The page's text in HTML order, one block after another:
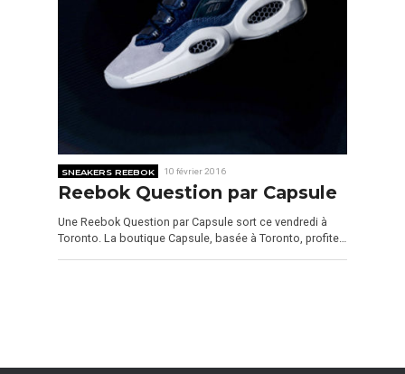
SNEAKERS REEBOK 10 février 2016
Reebok Question par Capsule
Une Reebok Question par Capsule sort ce vendredi à
Toronto. La boutique Capsule, basée à Toronto, profite…